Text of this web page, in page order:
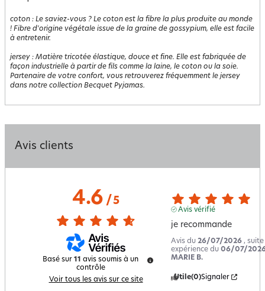
coton : Le saviez-vous ? Le coton est la fibre la plus produite au monde
! Fibre d'origine végétale issue de la graine de gossypium, elle est facile
à entretenir.
jersey : Matière tricotée élastique, douce et fine. Elle est fabriquée de
façon industrielle à partir de fils comme la laine, le coton ou la soie.
Partenaire de votre confort, vous retrouverez fréquemment le jersey
dans notre collection Becquet Pyjamas.
Avis clients
4.6/ 5
Basé sur 11 avis soumis à un
contrôle
Voir tous les avis sur ce site
Avis vérifié
je recommande
Avis du 26/07/2026 , suite
expérience du 06/07/
MARIE B.
Utile(0)Signaler